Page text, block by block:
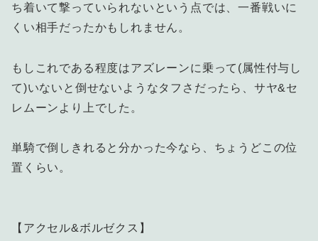
ち着いて撃っていられないという点では、一番戦いに
くい相手だったかもしれません。
もしこれである程度はアズレーンに乗って(属性付与し
て)いないと倒せないようなタフさだったら、サヤ&セ
レムーンより上でした。
単騎で倒しきれると分かった今なら、ちょうどこの位
置くらい。
【アクセル&ボルゼクス】